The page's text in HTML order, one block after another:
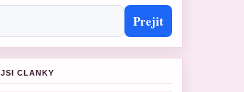
Prejit
CLANKY